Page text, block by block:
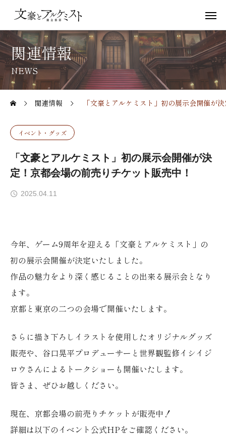
関連情報
NEWS
関連情報 「文豪とアルケミスト」初の展示会開催が
イベント・グッズ
「文豪とアルケミスト」初の展示会開催が決
定！京都会場の前売りチケット販売中！
2025.04.11
今年、ゲーム9周年を迎える「文豪とアルケミスト」の
初の展示会開催が決定いたしました。
作品の魅力をより深く感じることの出来る展示会となり
ます。
京都と東京の二つの会場で開催いたします。
さらに描き下ろしイラストを使用したオリジナルグッズ
販売や、谷口晃平プロデューサーと世界観監修イシイジ
ロウさんによるトークショーも開催いたします。
皆さま、ぜひお越しください。
現在、京都会場の前売りチケットが販売中！
詳細は以下のイベント公式HPをご確認ください。